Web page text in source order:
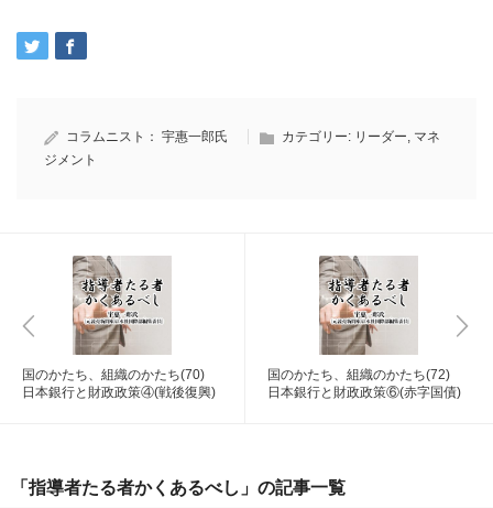
コラムニスト： 宇惠一郎氏 カテゴリー: リーダー, マネ
ジメント
国のかたち、組織のかたち(70)
日本銀行と財政政策④(戦後復興)
国のかたち、組織のかたち(72)
日本銀行と財政政策⑥(赤字国債)
「指導者たる者かくあるべし」の記事一覧